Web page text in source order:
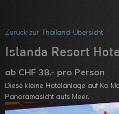
Team
Über uns
Feedbacks
Kontakt
ARVB
Zurück zur Thailand-Übersicht
Islanda Resort
ab CHF 38.- pro Person
Diese kleine Hotelanlage auf Ko
Panoramasicht aufs Meer.